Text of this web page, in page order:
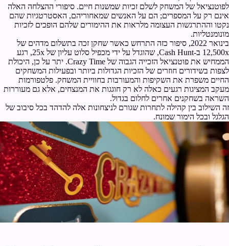
לפוטנציאל של המשחק לשלם זכיות שמשנות חיים. סיפורי ההצלחה האלה
אינם רק על המספרים; הם על האנשים שמאחוריהם, האסטרטגיות שהם
נקטו וההתרגשות העצומה מלראות את ההימורים שלהם הופכים לזכיות
מונומנטליות.
בינואר 2022, סיפור כזה התרחש כאשר שחקן זכה בתשלום מדהים של
12,500x ב-Cash Hunt, שהוגדל על ידי מכפיל סלוט עליון של 25x, רגע
הממחיש את פוטנציאל הזכייה הגבוה של Crazy Time. יתר על כן, היכולת
לצפות בשידורים חוזרים של הזכיות הגדולות ביותר ובפעילות המשחקים
החיים משפרת את השקיפות והמעורבות בחוויית המשחק. פלטפורמות
מעקב המציגות רגעים כאלה לא רק חוגגות את המנצחים, אלא גם מעוררות
השראה בשחקנים אחרים לחלום בגדול.
זה השילוב בין קהילה לתחרות שגורם לניצחונות אלה להדהד בכל סיבוב של
הגלגל ובכל הימור שמונח.